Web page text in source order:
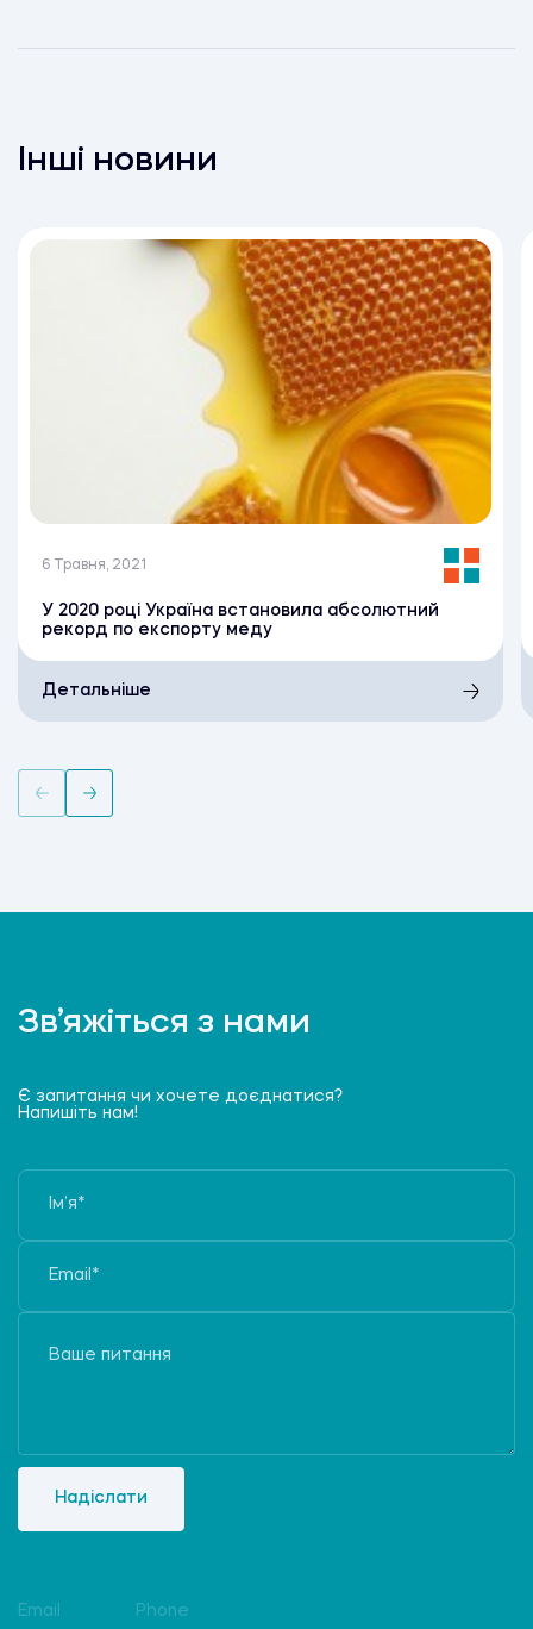
Інші новини
6 Травня, 2021
У 2020 році Україна встановила абсолютний
рекорд по експорту меду
Детальніше
Зв’яжіться з нами
Є запитання чи хочете доєднатися?
Напишіть нам!
Надіслати
Email Phone